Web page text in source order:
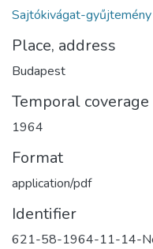
Sajtókivágat-gyűjtemény
Place, address
Budapest
Temporal coverage
1964
Format
application/pdf
Identifier
621-58-1964-11-14-